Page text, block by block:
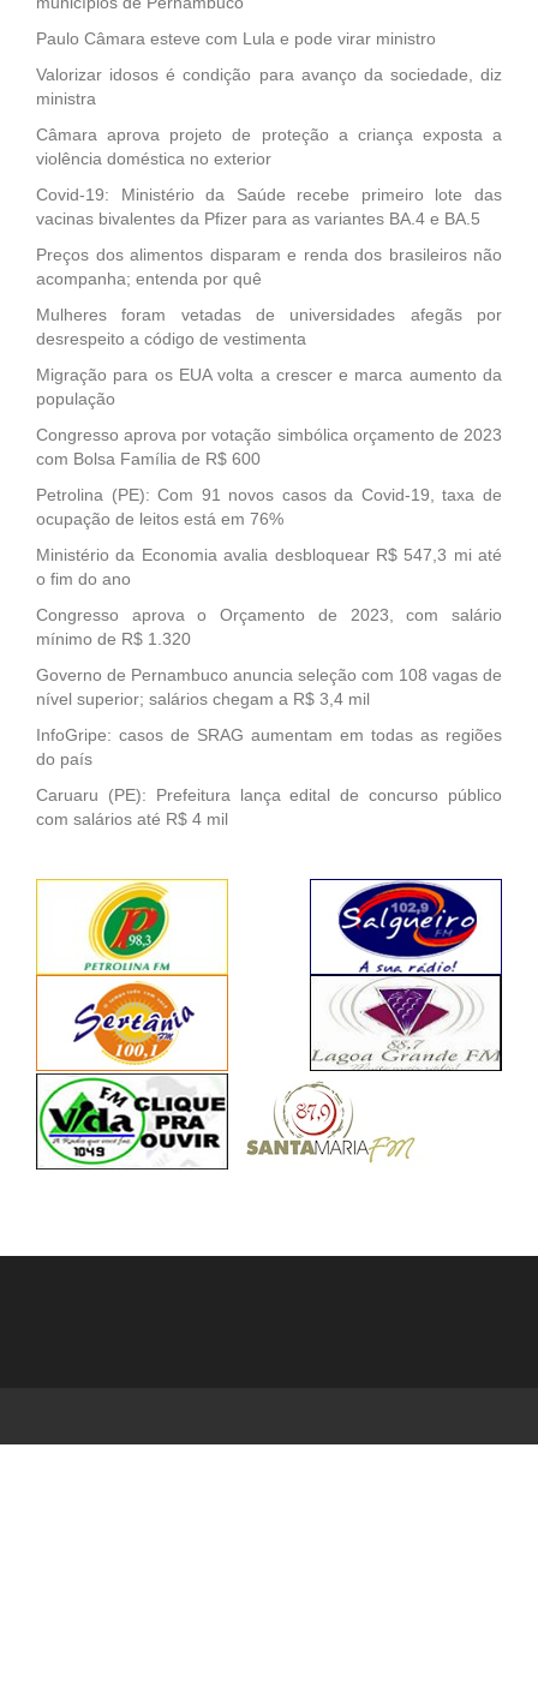
Paulo Câmara esteve com Lula e pode virar ministro
Valorizar idosos é condição para avanço da sociedade, diz
ministra
Câmara aprova projeto de proteção a criança exposta a
violência doméstica no exterior
Covid-19: Ministério da Saúde recebe primeiro lote das
vacinas bivalentes da Pfizer para as variantes BA.4 e BA.5
Preços dos alimentos disparam e renda dos brasileiros não
acompanha; entenda por quê
Mulheres foram vetadas de universidades afegãs por
desrespeito a código de vestimenta
Migração para os EUA volta a crescer e marca aumento da
população
Congresso aprova por votação simbólica orçamento de 2023
com Bolsa Família de R$ 600
Petrolina (PE): Com 91 novos casos da Covid-19, taxa de
ocupação de leitos está em 76%
Ministério da Economia avalia desbloquear R$ 547,3 mi até
o fim do ano
Congresso aprova o Orçamento de 2023, com salário
mínimo de R$ 1.320
Governo de Pernambuco anuncia seleção com 108 vagas de
nível superior; salários chegam a R$ 3,4 mil
InfoGripe: casos de SRAG aumentam em todas as regiões
do país
Caruaru (PE): Prefeitura lança edital de concurso público
com salários até R$ 4 mil